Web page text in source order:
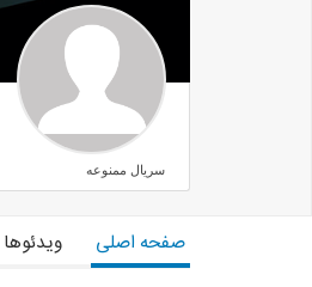
سریال ممنوعه
صفحه اصلی ویدئوها